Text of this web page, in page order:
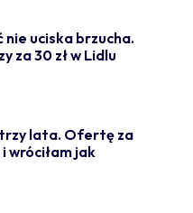
nie uciska brzucha.
za 30 zł w Lidlu
trzy lata. Ofertę za
wróciłam jak